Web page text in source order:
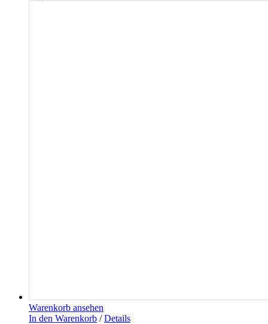
Warenkorb ansehen
In den Warenkorb / Details